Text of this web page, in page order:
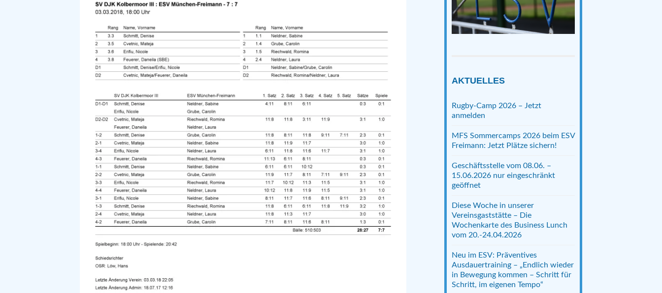
AKTUELLES
Rugby-Camp 2026 – Jetzt
anmelden
MFS Sommercamps 2026 beim ESV
Freimann: Jetzt Plätze sichern!
Geschäftsstelle vom 08.06. –
15.06.2026 nur eingeschränkt
geöffnet
Diese Woche in unserer
Vereinsgaststätte – Die
Wochenkarte des Business Lunch
vom 20.-24.04.2026
Neu im ESV: Präventives
Ausdauertraining – „Endlich wieder
in Bewegung kommen – Schritt für
Schritt, im eigenen Tempo“